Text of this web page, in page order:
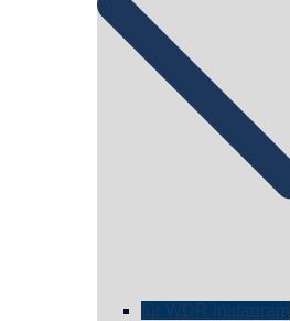
für WDR Instagram